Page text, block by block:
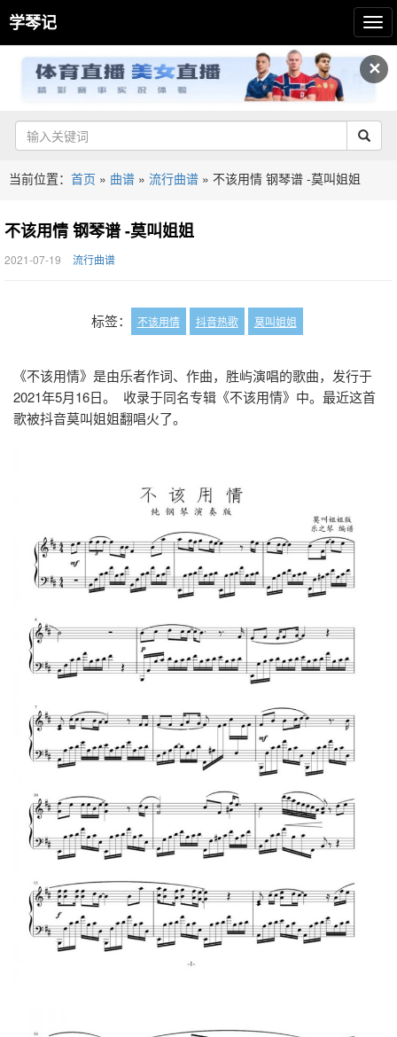
✕
学琴记
当前位置： 首页 » 曲谱 » 流行曲谱 » 不该用情 钢琴谱 -莫叫姐姐
不该用情 钢琴谱 -莫叫姐姐
2021-07-19 流行曲谱
标签： 不该用情 抖音热歌 莫叫姐姐
《不该用情》是由乐者作词、作曲，胜屿演唱的歌曲，发行于
2021年5月16日。 收录于同名专辑《不该用情》中。最近这首
歌被抖音莫叫姐姐翻唱火了。